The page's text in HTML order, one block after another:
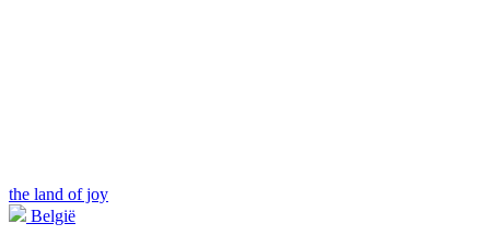
the land of joy
België